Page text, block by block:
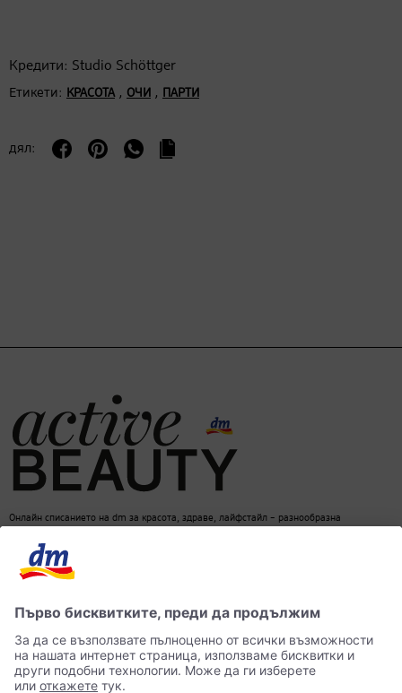
Кредити: Studio Schöttger
Етикети: КРАСОТА, ОЧИ , ПАРТИ
дял:
Онлайн списанието на dm за красота, здраве, лайфстайл – разнообразна